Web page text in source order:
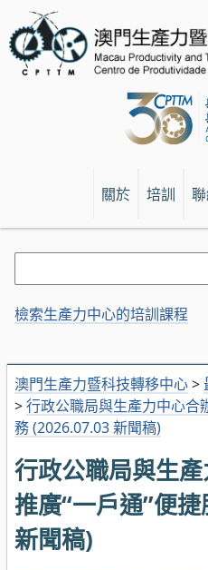
關於 培訓
澳門生產力暨科技轉移中心>
>行政公職局與生產力中心合
務 (2026.07.03 新聞稿)
行政公職局與生
推廣“一戶通”便
新聞稿)
檢索生產力中心的培訓課程